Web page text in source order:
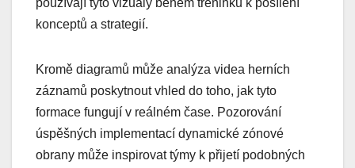
konceptů a strategií.
Kromě diagramů může analýza videa herních
záznamů poskytnout vhled do toho, jak tyto
formace fungují v reálném čase. Pozorování
úspěšných implementací dynamické zónové
obrany může inspirovat týmy k přijetí podobných